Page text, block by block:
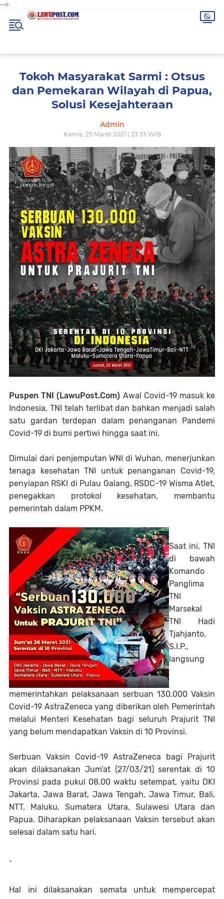
-->
Tokoh Masyarakat Sarmi : Otsus
dan Pemekaran Wilayah di Papua,
Solusi Kesejahteraan
Admin
Kamis, 25 Maret 2021 | 23.53 WIB
Puspen TNI (LawuPost.Com) Awal Covid-19 masuk ke
Indonesia, TNI telah terlibat dan bahkan menjadi salah
satu gardan terdepan dalam penanganan Pandemi
Covid-19 di bumi pertiwi hingga saat ini.
Dimulai dari penjemputan WNI di Wuhan, menerjunkan
tenaga kesehatan TNI untuk penanganan Covid-19,
penyiapan RSKI di Pulau Galang, RSDC-19 Wisma Atlet,
penegakkan protokol kesehatan, membantu
pemerintah dalam PPKM.
Saat ini, TNI
di bawah
Komando
Panglima
TNI
Marsekal
TNI Hadi
Tjahjanto,
S.I.P.,
langsung
memerintahkan pelaksanaan serbuan 130.000 Vaksin
Covid-19 AstraZeneca yang diberikan oleh Pemerintah
melalui Menteri Kesehatan bagi seluruh Prajurit TNI
yang belum mendapatkan Vaksin di 10 Provinsi.
Serbuan Vaksin Covid-19 AstraZeneca bagi Prajurit
akan dilaksanakan Jum’at (27/03/21) serentak di 10
Provinsi pada pukul 08.00 waktu setempat, yaitu DKI
Jakarta, Jawa Barat, Jawa Tengah, Jawa Timur, Bali,
NTT, Maluku, Sumatera Utara, Sulawesi Utara dan
Papua. Diharapkan pelaksanaan Vaksin tersebut akan
selesai dalam satu hari.
-
Hal ini dilaksanakan semata untuk mempercepat